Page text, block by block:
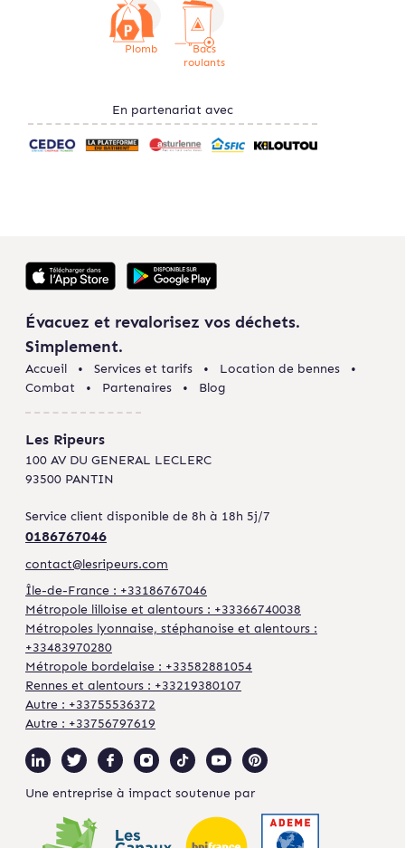
Plomb
Bacs
roulants
En partenariat avec
Évacuez et revalorisez vos déchets.
Simplement.
Accueil Services et tarifs
Location de bennes
Combat
Partenaires Blog
Les Ripeurs
100 AV DU GENERAL LECLERC
93500 PANTIN
Service client disponible de 8h à 18h 5j/7
0186767046
contact@lesripeurs.com
Île-de-France : +33186767046
Métropole lilloise et alentours : +33366740038
Métropoles lyonnaise, stéphanoise et alentours :
+33483970280
Métropole bordelaise : +33582881054
Rennes et alentours : +33219380107
Autre : +33755536372
Autre : +33756797619
Une entreprise à impact soutenue par